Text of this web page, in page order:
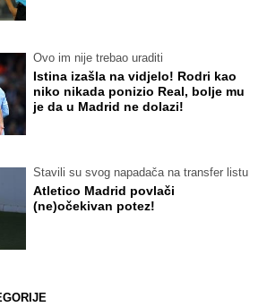
Ovo im nije trebao uraditi
Istina izašla na vidjelo! Rodri kao
niko nikada ponizio Real, bolje mu
je da u Madrid ne dolazi!
Stavili su svog napadača na transfer listu
Atletico Madrid povlači
(ne)očekivan potez!